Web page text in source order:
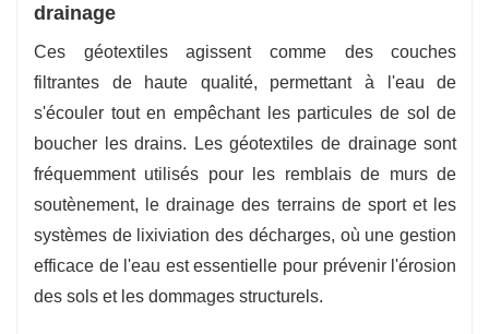
drainage
Ces géotextiles agissent comme des couches
filtrantes de haute qualité, permettant à l'eau de
s'écouler tout en empêchant les particules de sol de
boucher les drains. Les géotextiles de drainage sont
fréquemment utilisés pour les remblais de murs de
soutènement, le drainage des terrains de sport et les
systèmes de lixiviation des décharges, où une gestion
efficace de l'eau est essentielle pour prévenir l'érosion
des sols et les dommages structurels.